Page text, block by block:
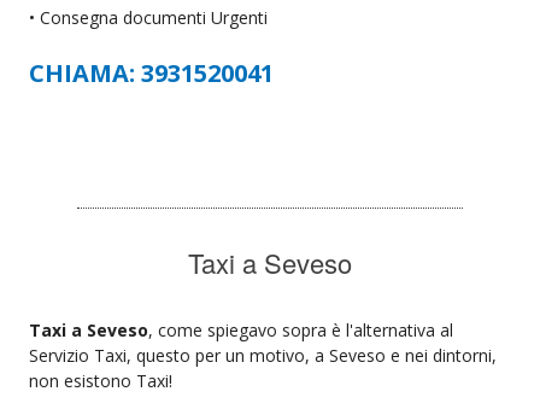
• Consegna documenti Urgenti
CHIAMA: 3931520041
Taxi a Seveso
Taxi a Seveso, come spiegavo sopra è l'alternativa al
Servizio Taxi, questo per un motivo, a Seveso e nei dintorni,
non esistono Taxi!